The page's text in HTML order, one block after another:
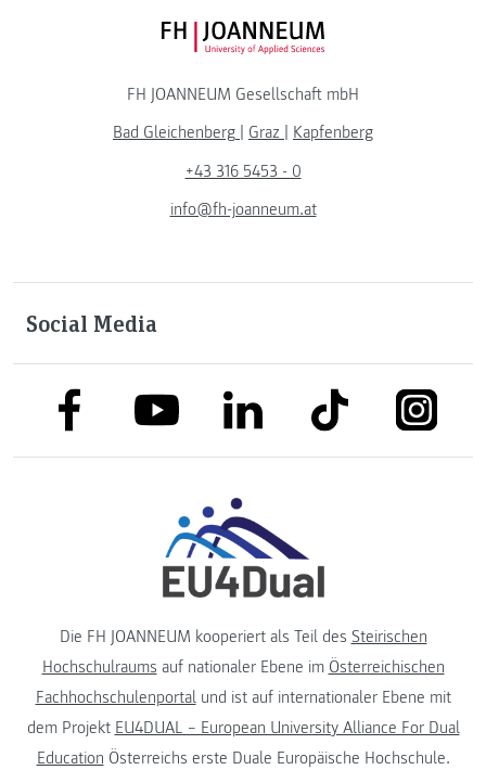
FH JOANNEUM Logo
FH JOANNEUM Gesellschaft mbH
Bad Gleichenberg
Graz
Kapfenberg
+43 316 5453 - 0
info@fh-joanneum.at
Social Media
link to facebooklink to youtubelink to linkedinlink to tiktok
Die FH JOANNEUM kooperiert als Teil des Steirischen
Hochschulraums auf nationaler Ebene im Österreichischen
Fachhochschulenportalund ist auf internationaler Ebene mit
dem Projekt EU4DUAL – European University Alliance For Dual
Education Österreichs erste Duale Europäische Hochschule.